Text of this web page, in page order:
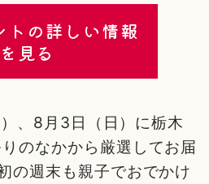
トの詳しい情報
を見る
、8月3日（日）に栃木
のなかから厳選してお届
の週末も親子でおでかけ